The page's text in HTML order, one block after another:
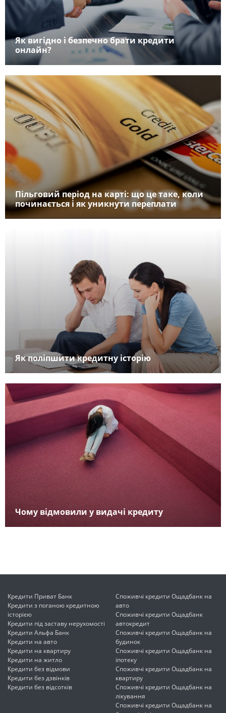
Як вигідно і безпечно брати кредити
онлайн?
Пільговий період на карті: що це таке, коли
починається і як уникнути переплати
Як поліпшити кредитну історію
Чому відмовили у видачі кредиту
Кредити Приват Банк
Кредити з поганою кредитною
історією
Кредити під заставу нерухомості
Кредити Альфа Банк
Кредити на авто
Кредити на квартиру
Кредити на житло
Кредити без відмови
Кредити без дзвінків
Кредити без відсотків
Споживчі кредити Ощадбанк на
авто
Споживчі кредити Ощадбанк
автокредит
Споживчі кредити Ощадбанк на
будинок
Споживчі кредити Ощадбанк на
іпотеку
Споживчі кредити Ощадбанк на
квартиру
Споживчі кредити Ощадбанк на
лікування
Споживчі кредити Ощадбанк на